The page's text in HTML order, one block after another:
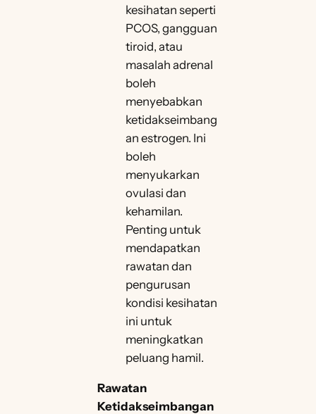
kesihatan seperti
PCOS, gangguan
tiroid, atau
masalah adrenal
boleh
menyebabkan
ketidakseimbang
an estrogen. Ini
boleh
menyukarkan
ovulasi dan
kehamilan.
Penting untuk
mendapatkan
rawatan dan
pengurusan
kondisi kesihatan
ini untuk
meningkatkan
peluang hamil.
Rawatan
Ketidakseimbangan